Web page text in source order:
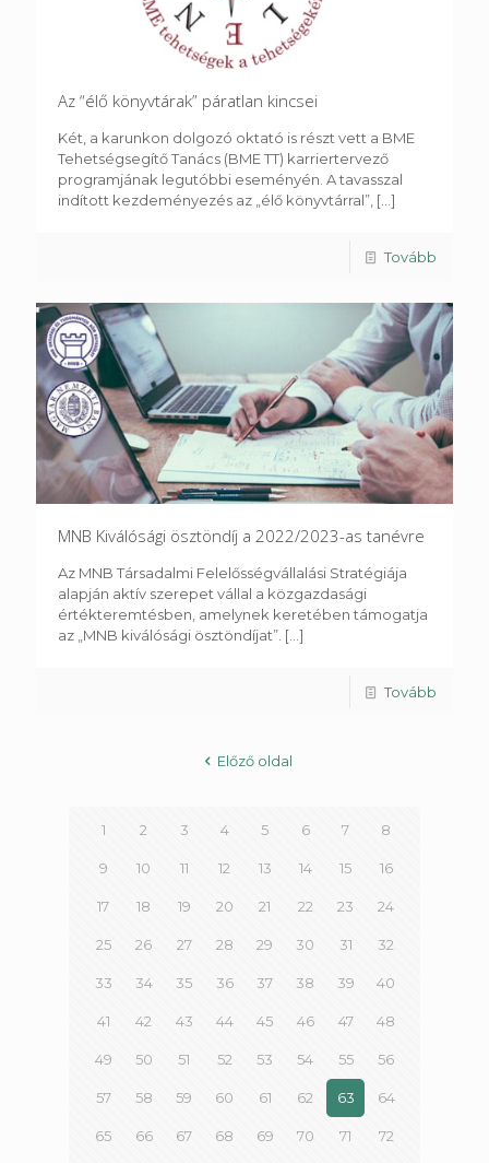
Az “élő könyvtárak” páratlan kincsei
Két, a karunkon dolgozó oktató is részt vett a BME
Tehetségsegítő Tanács (BME TT) karriertervező
programjának legutóbbi eseményén. A tavasszal
indított kezdeményezés az „élő könyvtárral”, [...]
Tovább
MNB Kiválósági ösztöndíj a 2022/2023-as tanévre
Az MNB Társadalmi Felelősségvállalási Stratégiája
alapján aktív szerepet vállal a közgazdasági
értékteremtésben, amelynek keretében támogatja
az „MNB kiválósági ösztöndíjat”. [...]
Tovább
Előző oldal
1 2 3 4 5 6 7 8
9 10 11 12 13 14 15 16
17 18 19 20 21 22 23 24
25 26 27 28 29 30 31 32
33 34 35 36 37 38 39 40
41 42 43 44 45 46 47 48
49 50 51 52 53 54 55 56
57 58 59 60 61 62 63 64
65 66 67 68 69 70 71 72